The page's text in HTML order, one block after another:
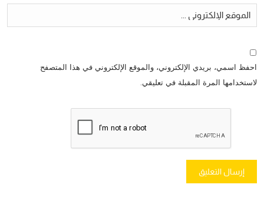
احفظ اسمي، بريدي الإلكتروني، والموقع الإلكتروني في هذا المتصفح
لاستخدامها المرة المقبلة في تعليقي.